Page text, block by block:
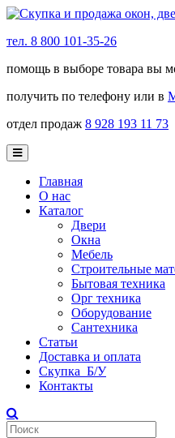
тел. 8 800 101-35-26
помощь в выборе товара вы
получить по телефону или в
отдел продаж 8 928 193 11 73
Главная
О нас
Каталог
Двери
Окна
Мебель
Строительные
Бытовая техника
Орг техника
Оборудование
Сантехника
Статьи
Доставка и оплата
Скупка Б/У
Контакты